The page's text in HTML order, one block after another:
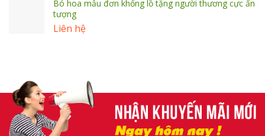
Bó hoa mẫu đơn khổng lồ tặng người thương cực ấn
tượng
Liên hệ